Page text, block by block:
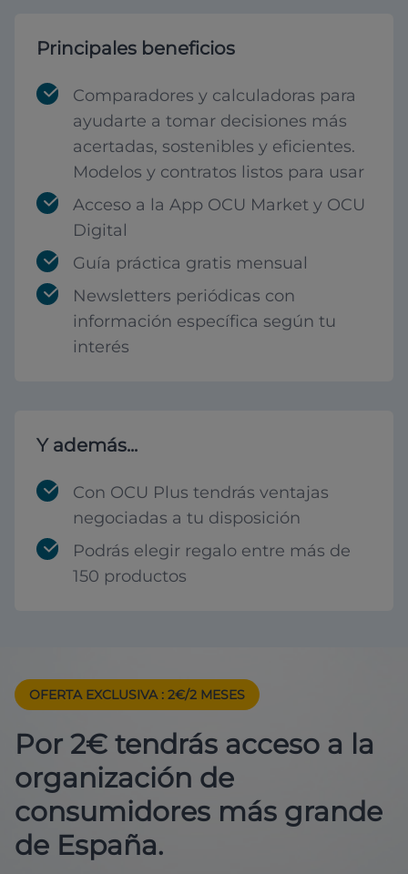
Principales beneficios
Comparadores y calculadoras para
ayudarte a tomar decisiones más
acertadas, sostenibles y eficientes.
Modelos y contratos listos para usar
Acceso a la App OCU Market y OCU
Digital
Guía práctica gratis mensual
Newsletters periódicas con
información específica según tu
interés
Y además...
Con OCU Plus tendrás ventajas
negociadas a tu disposición
Podrás elegir regalo entre más de
150 productos
OFERTA EXCLUSIVA : 2€/2 MESES
Por 2€ tendrás acceso a la
organización de
consumidores más grande
de España.